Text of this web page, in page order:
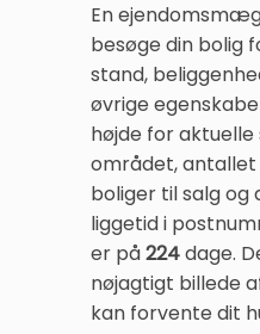
En
besøge din bolig
stand,
øvrige
højde for aktuelle
området,
boliger til salg og
liggetid i
er på224dage.
nøjagtigt billede
kan forvente dit